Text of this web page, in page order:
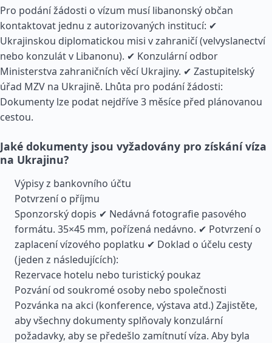
Pro podání žádosti o vízum musí libanonský občan
kontaktovat jednu z autorizovaných institucí: ✔
Ukrajinskou diplomatickou misi v zahraničí (velvyslanectví
nebo konzulát v Libanonu). ✔ Konzulární odbor
Ministerstva zahraničních věcí Ukrajiny. ✔ Zastupitelský
úřad MZV na Ukrajině. Lhůta pro podání žádosti:
Dokumenty lze podat nejdříve 3 měsíce před plánovanou
cestou.
Jaké dokumenty jsou vyžadovány pro získání víza
na Ukrajinu?
Výpisy z bankovního účtu
Potvrzení o příjmu
Sponzorský dopis ✔ Nedávná fotografie pasového
formátu. 35×45 mm, pořízená nedávno. ✔ Potvrzení o
zaplacení vízového poplatku ✔ Doklad o účelu cesty
(jeden z následujících):
Rezervace hotelu nebo turistický poukaz
Pozvání od soukromé osoby nebo společnosti
Pozvánka na akci (konference, výstava atd.) Zajistěte,
aby všechny dokumenty splňovaly konzulární
požadavky, aby se předešlo zamítnutí víza. Aby byla